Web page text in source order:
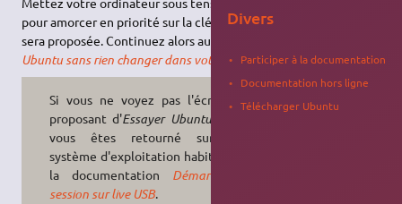
pour amorcer en priorité sur la clé USB, l'entrée "
sera proposée. Continuez alors au chapitre suivant :
Ubuntu sans rien changer dans votre ordinateur.
Si vous ne voyez pas l'écran vous
proposant d'Essayer Ubuntu
vous êtes retourné sur votre
système d'exploitation habituel, voir
la documentation Démarrer une
session sur live USB.
Divers
Participer à la documentation
Documentation hors ligne
Télécharger Ubuntu